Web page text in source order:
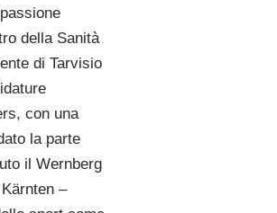
della Sanità
di Tarvisio
con una
la parte
il Wernberg
–